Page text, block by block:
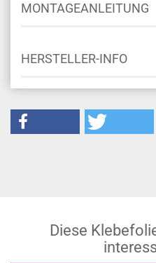
MONTAGEANLEITUNG
HERSTELLER-INFO
Diese